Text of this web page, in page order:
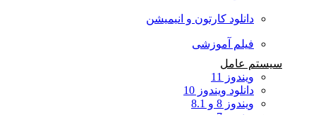
دانلود کارتون و انیمیشن
فیلم آموزشی
سیستم عامل
ویندوز 11
دانلود ویندوز 10
ویندوز 8 و 8.1